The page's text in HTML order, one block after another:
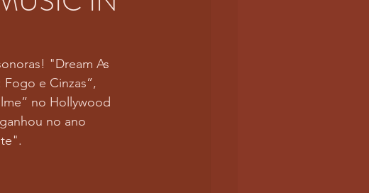
"Dream As
e Cinzas”,
no Hollywood
no ano